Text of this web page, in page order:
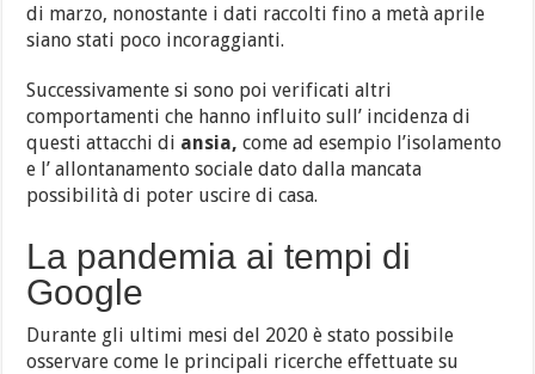
di marzo, nonostante i dati raccolti fino a metà aprile
siano stati poco incoraggianti.
Successivamente si sono poi verificati altri
comportamenti che hanno influito sull’ incidenza di
questi attacchi di ansia, come ad esempio l’isolamento
e l’ allontanamento sociale dato dalla mancata
possibilità di poter uscire di casa.
La pandemia ai tempi di
Google
Durante gli ultimi mesi del 2020 è stato possibile
osservare come le principali ricerche effettuate su